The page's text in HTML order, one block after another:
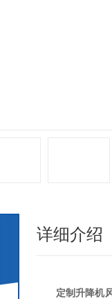
详细介绍
定制升降机